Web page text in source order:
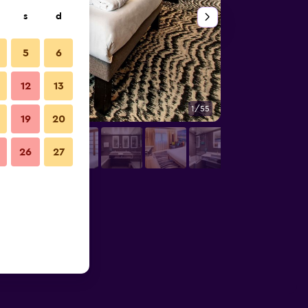
1/55
s d
5 6
12 13
19 20
26 27